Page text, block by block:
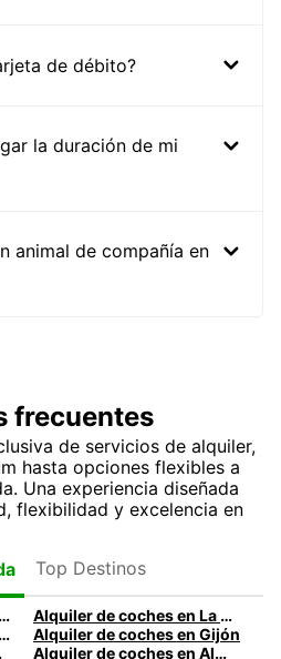
de débito?
la duración de mi
animal de compañía en
frecuentes
de servicios de alquiler,
hasta opciones flexibles a
Una experiencia diseñada
flexibilidad y excelencia en
Top Destinos
Alquiler de coches en Logroño
Alquiler de coches en La Coruña
Alquiler de coches en Ourense
Alquiler de coches en Gijón
Alquiler de coches en Almería